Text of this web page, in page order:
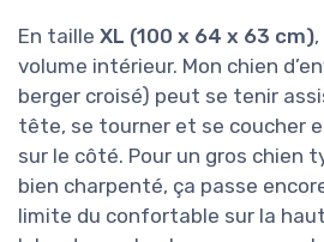
En taille XL (100 x 64 x 63 cm)
volume intérieur. Mon chien
berger croisé) peut se tenir
tête, se tourner et se coucher
sur le côté. Pour un gros chien
bien charpenté, ça passe
limite du confortable sur la